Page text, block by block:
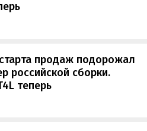
продаж подорожал
российской сборки.
теперь